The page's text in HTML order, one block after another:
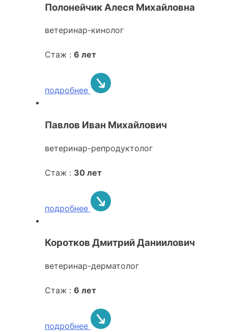
Полонейчик Алеся Михайловна
ветеринар-кинолог
Стаж : 6 лет
подробнее
Павлов Иван Михайлович
ветеринар-репродуктолог
Стаж : 30 лет
подробнее
Коротков Дмитрий Даниилович
ветеринар-дерматолог
Стаж : 6 лет
подробнее